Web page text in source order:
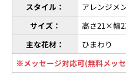
スタイル：
アレンジメ
サイズ：
高さ21×幅
主な花材：
ひまわり
※メッセージ対応可(無料メッ